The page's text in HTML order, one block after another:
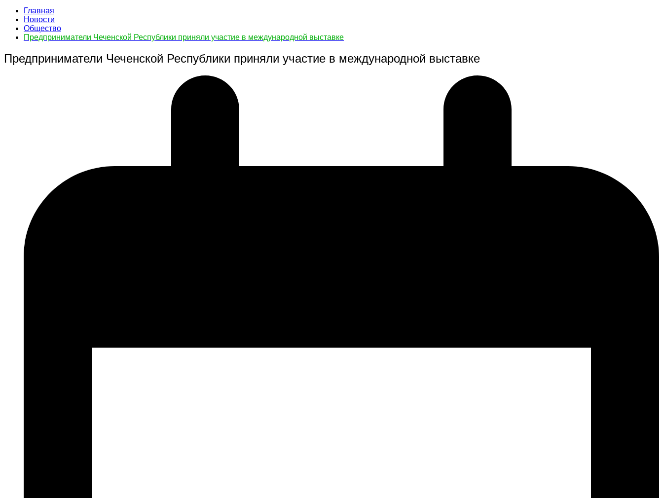
Главная
Новости
Общество
Предприниматели Чеченской Республики приняли участие в международной выставке
Предприниматели Чеченской Республики приняли участие в международной выставке